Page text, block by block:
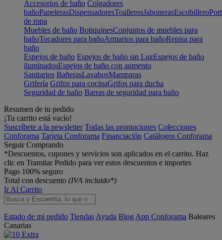
Accesorios de baño Colgadores
bañoPapelerasDispensadoresToallerosJabonerasEscobillero
de ropa
Muebles de baño BotiquinesConjuntos de muebles para
bañoTocadores para bañoArmarios para bañoRepisa para
baño
Espejos de baño Espejos de baño sin LuzEspejos de baño
iluminadosEspejos de baño con aumento
Sanitarios BañerasLavabosMamparas
Grifería Grifos para cocinaGrifos para ducha
Seguridad de baño Barras de seguridad para baño
Resumen de tu pedido
¡Tu carrito está vacío!
Suscríbete a la newsletter Todas las promociones Colecciones
Conforama Tarjeta Conforama Financiación Catálogos Conforama
Seguir Comprando
*Descuentos, cupones y servicios son aplicados en el carrito. Haz
clic en Tramitar Pedido para ver estos descuentos e importes
Pago 100% seguro
Total con descuento (IVA incluido*)
Ir Al Carrito
Estado de mi pedido Tiendas Ayuda Blog App Conforama Baleares
Canarias